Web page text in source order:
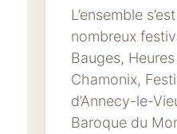
L’ensemble
nombreux
Bauges,
Chamonix,
d’Annecy-le-
Baroque du